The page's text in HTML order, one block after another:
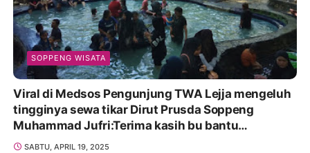
SOPPENG WISATA
Viral di Medsos Pengunjung TWA Lejja mengeluh
tingginya sewa tikar Dirut Prusda Soppeng
Muhammad Jufri:Terima kasih bu bantu
Promosikan
SABTU, APRIL 19, 2025